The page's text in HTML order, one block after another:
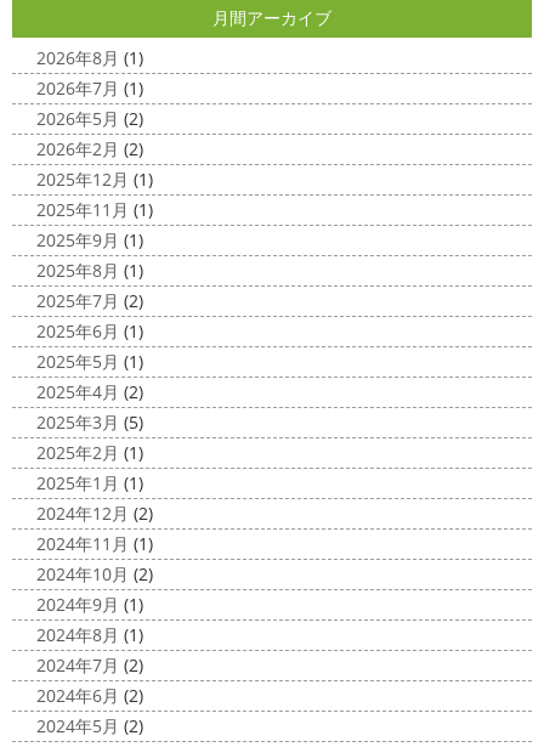
美容院
＊横浜・藤沢・寒川・小田
なりどんどん暖かくなってきましたね
先日は娘の美容院
に行ってきました
腰まで頑張って伸ばした髪の毛をバッ
サリ切りたいとの事だったで数年ぶりの美容院に
30セン
チほど切る ...
は真冬の寒さとなりましたがいかがお過ごしですか？
先
日は都内の夜桜を観に行きました
例年よりも大分寒いお
花見になりましたがとても綺麗でした(*^_^*)
帰りは人気
のハン ...
みなさんこんにちは(^O^)
が、みなさんはいかがお過ごしですか？
笑 先日、池袋の
サンシャイン水族館に行きました
外国人の方が多く、
館内はとても賑わっていました
ここの大きな水槽にはサ
...
さてさて、先日のサーフレッスン
ちょっとご無沙 ...
2020/11/30
Bali
＊湘南の外壁塗装専門店＊
こんにちは!! 今日はバリショットを少しだ
け
南国 ウルワツ
海パンで海に入
れるって最高ですね
だまだ普通にバリに行く事は難しいですが、早く自由に海
外に行けるようになりますように…
2020/11/26
海散歩
＊湘南の外壁塗装専門店＊
こんにちわ☼ 最近はグッと気温が下がり
寒くなりましたね
気づけば今年も後一
か月ちょっと(´ﾟдﾟ｀) 早い早い
ロナが危険な感じになってきたので、海にはたくさんの人
が来てました！！ でも、海なら ...
2020/11/19
海に行きたい…！！！＊湘南の外壁
塗装専門店＊
最近は暖かくて過ごしやすいお天気です
ね
弊社ライダーの脇祐史君はバリ島に行きました!! 私も
行きたいーーーーー!!! 写真が送られてきたら、またアップ
していきますね
ット
月間アーカイブ
2026年8月 (1)
2026年7月 (1)
2026年5月 (2)
2026年2月 (2)
2025年12月 (1)
2025年11月 (1)
2025年9月 (1)
2025年8月 (1)
2025年7月 (2)
2025年6月 (1)
2025年5月 (1)
2025年4月 (2)
2025年3月 (5)
2025年2月 (1)
2025年1月 (1)
2024年12月 (2)
2024年11月 (1)
2024年10月 (2)
2024年9月 (1)
2024年8月 (1)
2024年7月 (2)
2024年6月 (2)
2024年5月 (2)